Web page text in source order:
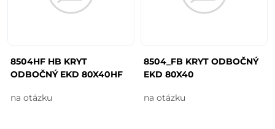
8504HF HB KRYT
ODBOČNÝ EKD 80X40HF
na otázku
8504_FB KRYT ODBOČNÝ
EKD 80X40
na otázku